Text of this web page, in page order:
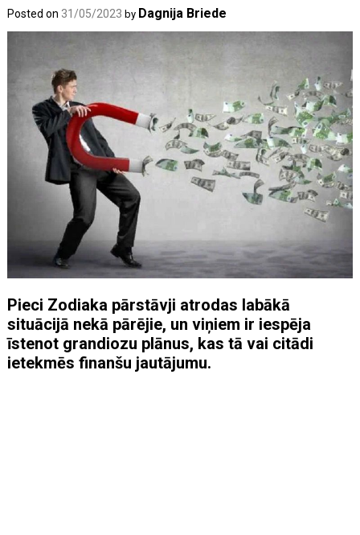
Posted on 31/05/2023 by Dagnija Briede
Pieci Zodiaka pārstāvji atrodas labākā
situācijā nekā pārējie, un viņiem ir iespēja
īstenot grandiozu plānus, kas tā vai citādi
ietekmēs finanšu jautājumu.